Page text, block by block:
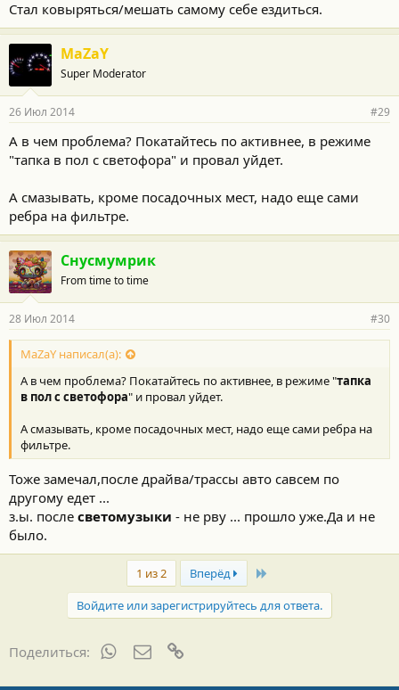
Стал ковыряться/мешать самому себе ездиться.
MaZaY
Super Moderator
26 Июл 2014 #29
А в чем проблема? Покатайтесь по активнее, в режиме
"тапка в пол с светофора" и провал уйдет.
А смазывать, кроме посадочных мест, надо еще сами
ребра на фильтре.
Снусмумрик
From time to time
28 Июл 2014 #30
MaZaY написал(а):
А в чем проблема? Покатайтесь по активнее, в режиме "тапка
в пол с светофора" и провал уйдет.
А смазывать, кроме посадочных мест, надо еще сами ребра на
фильтре.
Тоже замечал,после драйва/трассы авто савсем по
другому едет ...
з.ы. после светомузыки - не рву ... прошло уже.Да и не
было.
1 из 2 Вперёд Last
Войдите или зарегистрируйтесь для ответа.
Поделиться: WhatsAppЭлектронная почта